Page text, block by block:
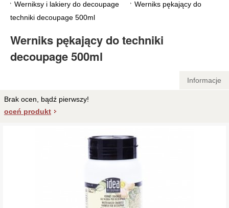
Werniksy i lakiery do decoupage
Werniks pękający do
techniki decoupage 500ml
Werniks pękający do techniki
decoupage 500ml
Informacje
Brak ocen, bądź pierwszy!
oceń produkt